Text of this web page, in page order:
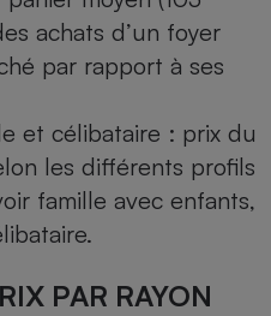
achats d’un foyer
par rapport à ses
et célibataire : prix du
les différents profils
famille avec enfants,
PAR RAYON